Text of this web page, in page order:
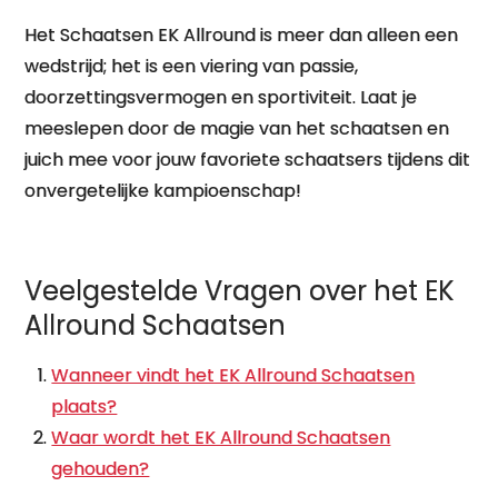
Het Schaatsen EK Allround is meer dan alleen een
wedstrijd; het is een viering van passie,
doorzettingsvermogen en sportiviteit. Laat je
meeslepen door de magie van het schaatsen en
juich mee voor jouw favoriete schaatsers tijdens dit
onvergetelijke kampioenschap!
Veelgestelde Vragen over het EK
Allround Schaatsen
Wanneer vindt het EK Allround Schaatsen
plaats?
Waar wordt het EK Allround Schaatsen
gehouden?